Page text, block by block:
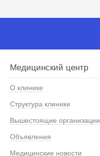
Медицинский центр
О клинике
Структура клиники
Вышестоящие организации
Объявления
Медицинские новости